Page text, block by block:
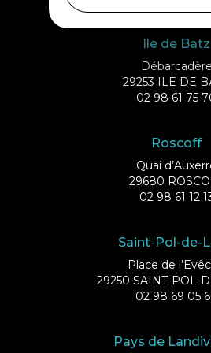
Ile de Batz
Débarcadère
29253 ILE DE
02 98 61 75
Roscoff
Quai
29680
02 98 61 12
Saint-Pol-de-
Place de
29250 SAINT-POL-
02 98 69 05
Pays de